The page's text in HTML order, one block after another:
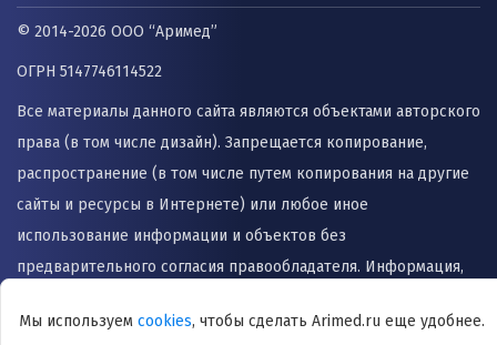
© 2014-2026 ООО “Аримед”
ОГРН 5147746114522
Все материалы данного сайта являются объектами авторского
права (в том числе дизайн). Запрещается копирование,
распространение (в том числе путем копирования на другие
сайты и ресурсы в Интернете) или любое иное
использование информации и объектов без
предварительного согласия правообладателя. Информация,
может быть использована для назначения лечения и
Мы используем cookies, чтобы сделать Arimed.ru еще удобнее.